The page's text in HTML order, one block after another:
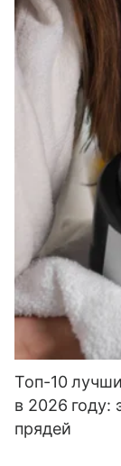
Топ-10
в 2026 году:
прядей